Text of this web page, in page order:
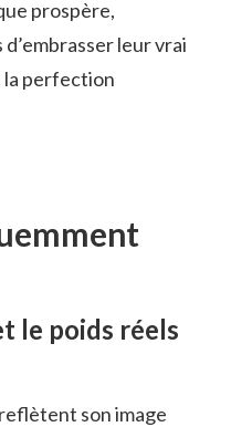
prospère,
leur vrai
la perfection
le poids réels
son image